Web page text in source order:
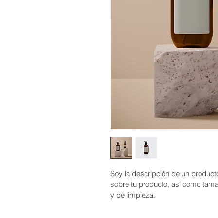
Soy la descripción de un
sobre tu producto, así como
y de limpieza.